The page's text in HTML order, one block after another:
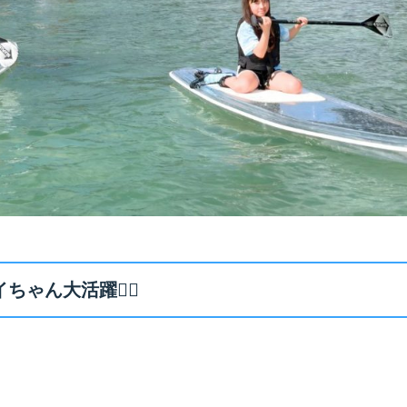
ゃん大活躍🏄‍♀️